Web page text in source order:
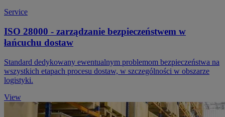
Service
ISO 28000 - zarządzanie bezpieczeństwem w
łańcuchu dostaw
Standard dedykowany ewentualnym problemom bezpieczeństwa na
wszystkich etapach procesu dostaw, w szczególności w obszarze
logistyki.
View